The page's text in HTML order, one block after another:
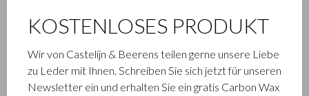
KOSTENLOSES PRODUKT
Wir von Castelijn & Beerens teilen gerne unsere Liebe
zu Leder mit Ihnen. Schreiben Sie sich jetzt für unseren
Newsletter ein und erhalten Sie ein gratis Carbon Wax